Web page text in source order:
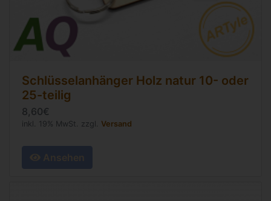
Schlüsselanhänger Holz natur 10- oder
25-teilig
8,60€
inkl. 19% MwSt. zzgl. Versand
Ansehen